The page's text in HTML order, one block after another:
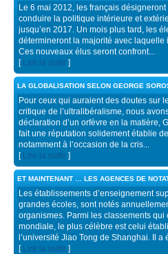
Le 6 mai 2012, les français
conduire la politique intérieure et
jusqu’en 2017. Un mois plus tard, les
détermineront la majorité avec laquelle
Ces nouveaux élus seront confront...
[ Lire la suite ]
LA GLOBALISATION SELON GEORGE
Pour ceux qui auraient des doutes sur
critique de l’ultralibéralisme, nous
déclaration d’un orfèvre en la matière,
fait une réputation solidement établie
notamment à l’occasion de la cris...
[ Lire la suite ]
ET MAINTENANT … LES AGENCES DE
Les établissements d’enseignement
grandes écoles, sont notés
organismes. Parmi les classements qui
mondiale, le plus célèbre est celui
l’université Jiao Tong de Shanghai. Il a
[ Lire la suite ]